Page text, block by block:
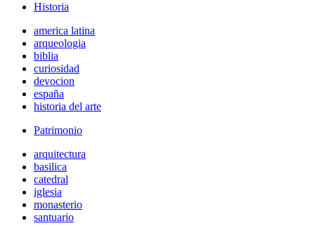
Historia
america latina
arqueologia
biblia
curiosidad
devocion
españa
historia del arte
Patrimonio
arquitectura
basilica
catedral
iglesia
monasterio
santuario